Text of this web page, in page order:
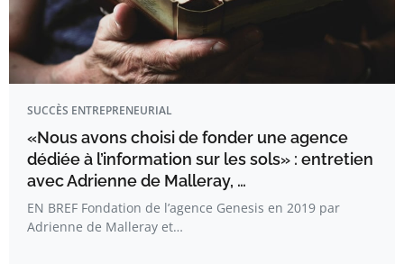
SUCCÈS ENTREPRENEURIAL
«Nous avons choisi de fonder une agence
dédiée à l’information sur les sols» : entretien
avec Adrienne de Malleray, …
EN BREF Fondation de l’agence Genesis en 2019 par
Adrienne de Malleray et…